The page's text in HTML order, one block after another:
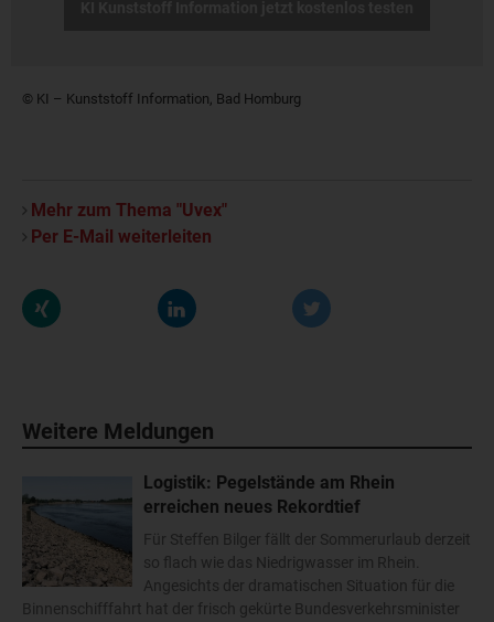
© KI – Kunststoff Information, Bad Homburg
Mehr zum Thema "Uvex"
Per E-Mail weiterleiten
Weitere Meldungen
Logistik: Pegelstände am Rhein
erreichen neues Rekordtief
Für Steffen Bilger fällt der Sommerurlaub derzeit
so flach wie das Niedrigwasser im Rhein.
Angesichts der dramatischen Situation für die
Binnenschifffahrt hat der frisch gekürte Bundesverkehrsminister